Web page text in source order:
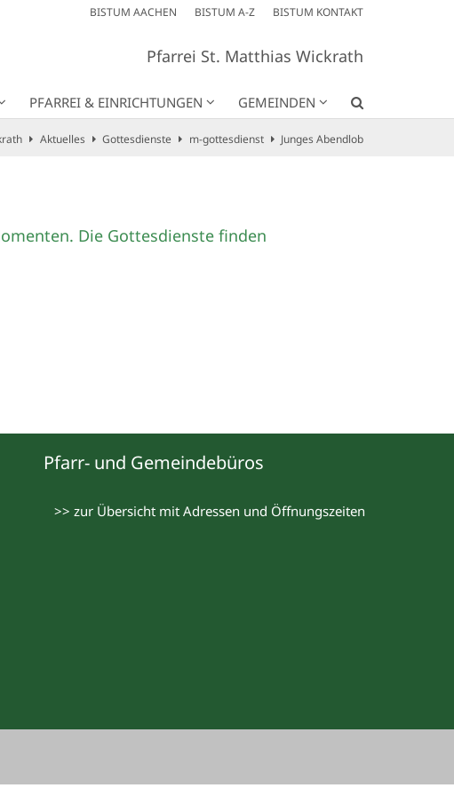
BISTUM AACHEN BISTUM A-Z BISTUM KONTAKT
Pfarrei St. Matthias Wickrath
PFARREI & EINRICHTUNGEN GEMEINDEN
Aktuelles Gottesdienste m-gottesdienst Junges Abendlob
Die Gottesdienste finden
Pfarr- und Gemeindebüros
>> zur Übersicht mit Adressen und Öffnungszeiten